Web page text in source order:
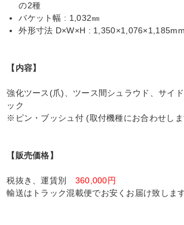
の2種
バケット幅 : 1,032㎜
外形寸法 D×W×H : 1,350×1,076×1,185mm
【内容】
強化ツース(爪)、ツース間シュラウド、サイ
ック
※ピン・ブッシュ付 (取付機種にお合わせし
【販売価格】
税抜き、運賃別 360,000円
輸送はトラック混載便でお安くお届け致します